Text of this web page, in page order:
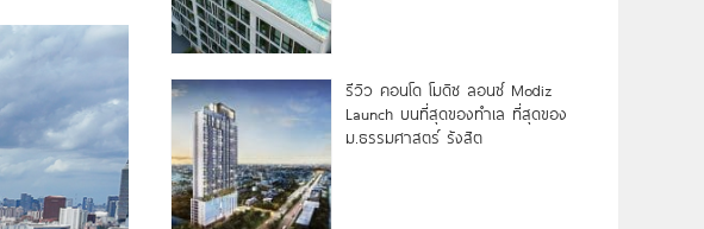
รีวิว คอนโด โมดิซ ลอนซ์ Modiz
Launch บนที่สุดของทำเล ที่สุดของ
ม.ธรรมศาสตร์ รังสิต